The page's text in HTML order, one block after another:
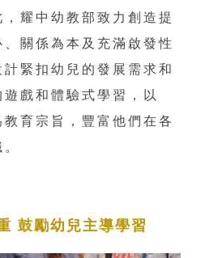
耀中幼教部致力創造提
關係為本及充滿啟發性
緊扣幼兒的發展需求和
戲和體驗式學習，以
教育宗旨，豐富他們在各
鼓勵幼兒主導學習